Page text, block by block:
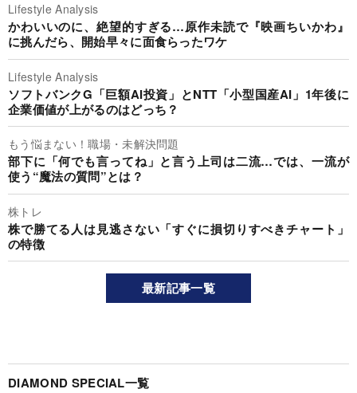
Lifestyle Analysis
かわいいのに、絶望的すぎる…原作未読で『映画ちいかわ』
に挑んだら、開始早々に面食らったワケ
Lifestyle Analysis
ソフトバンクG「巨額AI投資」とNTT「小型国産AI」1年後に
企業価値が上がるのはどっち？
もう悩まない！職場・未解決問題
部下に「何でも言ってね」と言う上司は二流…では、一流が
使う“魔法の質問”とは？
株トレ
株で勝てる人は見逃さない「すぐに損切りすべきチャート」
の特徴
最新記事一覧
DIAMOND SPECIAL一覧